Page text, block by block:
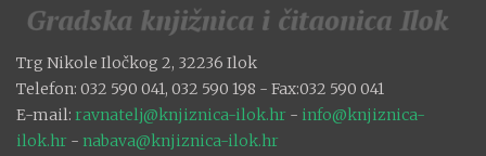
Trg Nikole Iločkog 2, 32236 Ilok
Telefon: 032 590 041, 032 590 198 - Fax:032 590 041
E-mail: ravnatelj@knjiznica-ilok.hr - info@knjiznica-
ilok.hr - nabava@knjiznica-ilok.hr